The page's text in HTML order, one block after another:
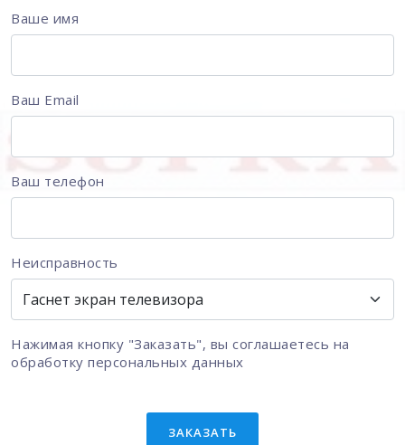
Ваше имя
Ваш Email
Ваш телефон
Неисправность
Нажимая кнопку "Заказать", вы соглашаетесь на
обработку персональных данных
ЗАКАЗАТЬ